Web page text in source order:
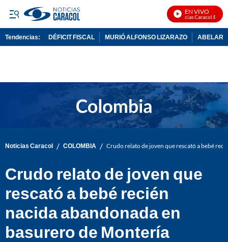
EN VIVO
Noticias Caracol En Vivo
Tendencias: DÉFICIT FISCAL MURIÓ ALFONSO LIZARAZO
Noticias Caracol / COLOMBIA / Crudo relato de joven que rescató a bebé
Crudo relato de joven que
rescató a bebé recién
nacida abandonada en
basurero de Montería